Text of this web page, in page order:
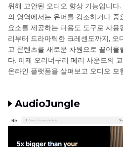
마무리
위해 고안된 오디오 향상 기능입니다
의 영역에서는 유머를 강조하거나 중
요소를 제공하는 다용도 도구로 사용
리부터 드라마틱한 크레센도까지, 오
고 콘텐츠를 새로운 차원으로 끌어올
다. 이제 오리너구리 페리 사운드의
온라인 플랫폼을 살펴보고 오디오 모
AudioJungle